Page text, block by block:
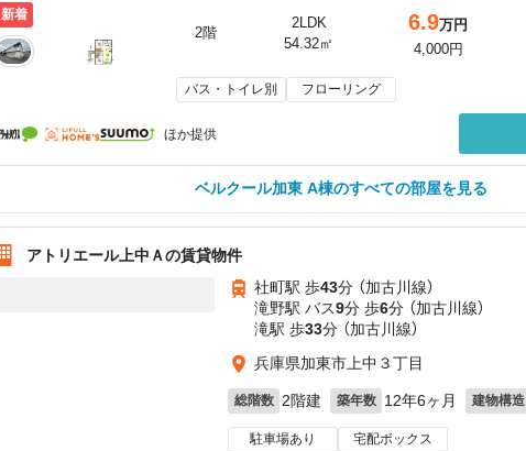
新着
2階
2LDK
54.32㎡
6.9万円
4,000円
バス・トイレ別 フローリング
ほか提供
ベルクール加東 A棟のすべての部屋を見る
アトリエール上中Ａの賃貸物件
社町駅 歩43分 （加古川線）
滝野駅 バス9分 歩6分 （加古川線）
滝駅 歩33分 （加古川線）
兵庫県加東市上中３丁目
総階数 2階建 築年数 12年6ヶ月 建物構造
駐車場あり 宅配ボックス